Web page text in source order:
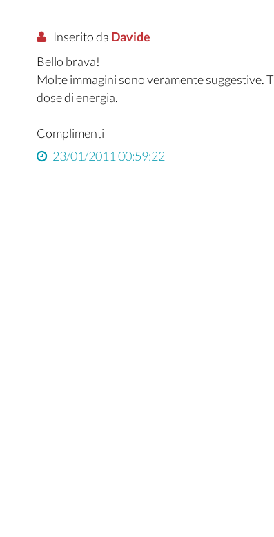
Inserito da Davide
Bello brava!
Molte immagini sono veramente suggestive.
dose di energia.
Complimenti
23/01/2011 00:59:22